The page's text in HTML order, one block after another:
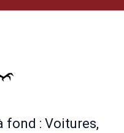
fond : Voitures,